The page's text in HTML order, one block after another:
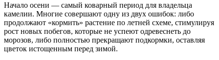
Начало осени — самый коварный период для владельца
камелии. Многие совершают одну из двух ошибок: либо
продолжают «кормить» растение по летней схеме, стимулируя
рост новых побегов, которые не успеют одревеснеть до
морозов, либо полностью прекращают подкормки, оставляя
цветок истощенным перед зимой.